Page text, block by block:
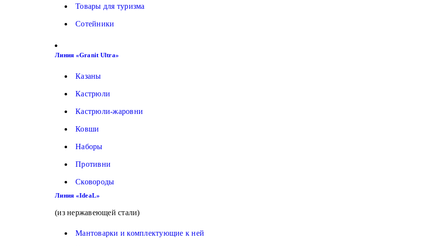
Товары для туризма
Сотейники
Линия «Granit Ultra»
Казаны
Кастрюли
Кастрюли-жаровни
Ковши
Наборы
Противни
Сковороды
Линия «IdeaL»
(из нержавеющей стали)
Мантоварки и комплектующие к ней